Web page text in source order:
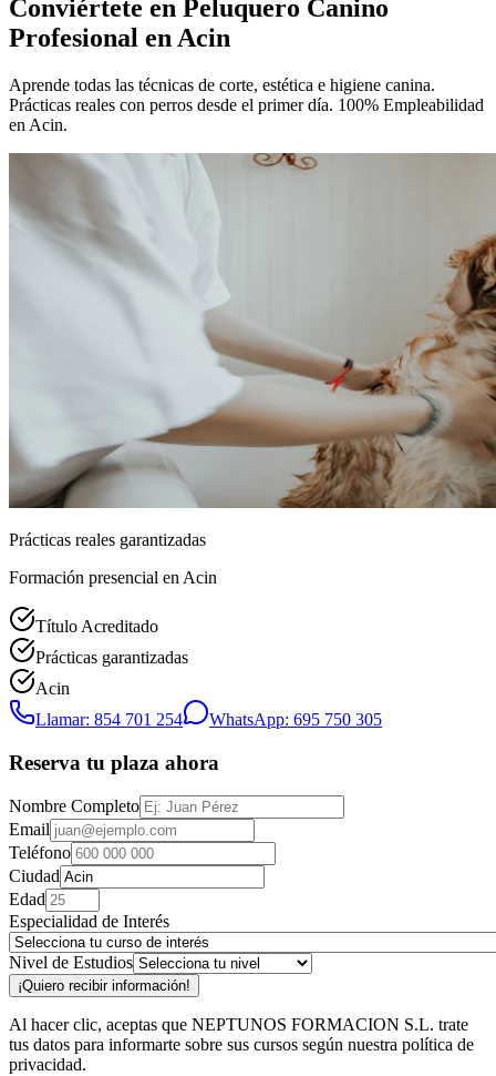
Conviértete en Peluquero Canino
Profesional en Acin
Aprende todas las técnicas de corte, estética e higiene canina.
Prácticas reales con perros desde el primer día. 100% Empleabilidad
en Acin.
Prácticas reales garantizadas
Formación presencial en Acin
Título Acreditado
Prácticas garantizadas
Acin
Llamar: 854 701 254
WhatsApp: 695 750 305
Reserva tu plaza ahora
Nombre Completo
Email
Teléfono
Ciudad
Edad
Especialidad de Interés
Nivel de Estudios
¡Quiero recibir información!
Al hacer clic, aceptas que NEPTUNOS FORMACION S.L. trate
tus datos para informarte sobre sus cursos según nuestra política de
privacidad.